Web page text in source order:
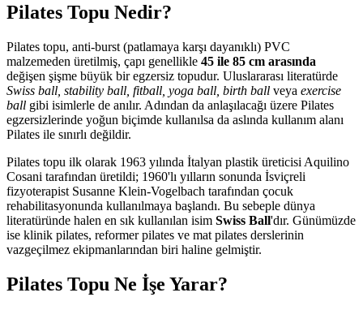
Pilates Topu Nedir?
Pilates topu, anti-burst (patlamaya karşı dayanıklı) PVC
malzemeden üretilmiş, çapı genellikle 45 ile 85 cm arasında
değişen şişme büyük bir egzersiz topudur. Uluslararası literatürde
Swiss ball, stability ball, fitball, yoga ball, birth ball veya exercise
ball gibi isimlerle de anılır. Adından da anlaşılacağı üzere Pilates
egzersizlerinde yoğun biçimde kullanılsa da aslında kullanım alanı
Pilates ile sınırlı değildir.
Pilates topu ilk olarak 1963 yılında İtalyan plastik üreticisi Aquilino
Cosani tarafından üretildi; 1960'lı yılların sonunda İsviçreli
fizyoterapist Susanne Klein-Vogelbach tarafından çocuk
rehabilitasyonunda kullanılmaya başlandı. Bu sebeple dünya
literatüründe halen en sık kullanılan isim Swiss Ball'dır. Günümüzde
ise klinik pilates, reformer pilates ve mat pilates derslerinin
vazgeçilmez ekipmanlarından biri haline gelmiştir.
Pilates Topu Ne İşe Yarar?